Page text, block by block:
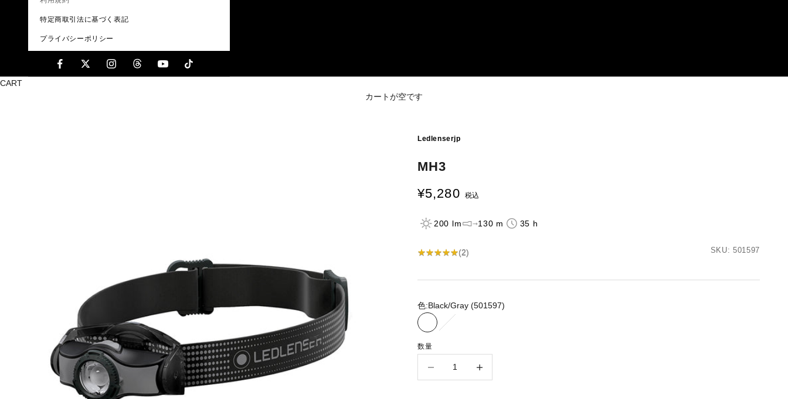
特定商取引法に基づく表記
プライバシーポリシー
CART
カートが空です
Ledlenserjp
MH3
セール価格
¥5,280 税込
200 lm 130 m 35 h
★★★★★
★★★★★(2) SKU: 501597
色:Black/Gray (501597)
Black/Gray (501597)
数量